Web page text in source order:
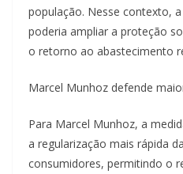
população. Nesse contexto,
poderia ampliar a proteção
o retorno ao abastecimento
Marcel Munhoz defende
Para Marcel Munhoz, a
a regularização mais rápida
consumidores, permitindo o